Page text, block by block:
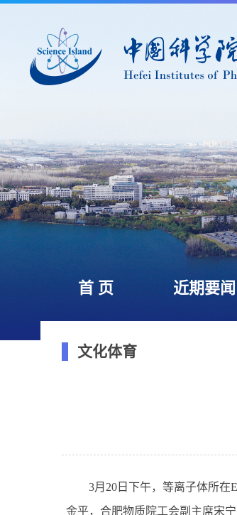
首 页 近期要闻
文化体育
3月 20 日下午，等离子体所在
金平，合肥物质院工会副主席宋宁